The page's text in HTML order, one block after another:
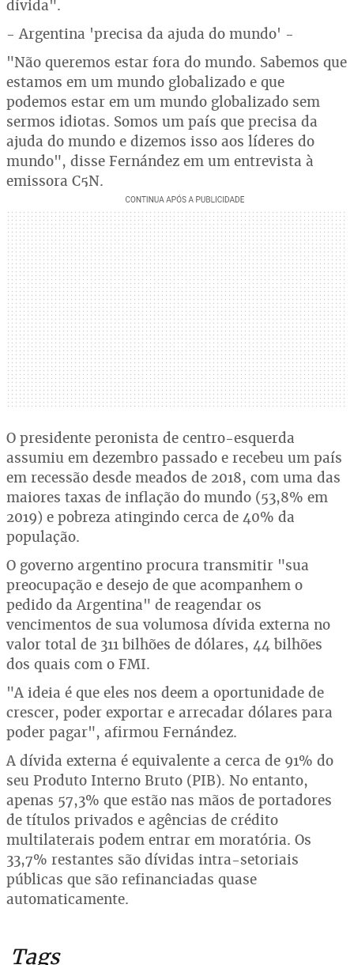
dívida".
- Argentina 'precisa da ajuda do mundo' -
"Não queremos estar fora do mundo. Sabemos que
estamos em um mundo globalizado e que
podemos estar em um mundo globalizado sem
sermos idiotas. Somos um país que precisa da
ajuda do mundo e dizemos isso aos líderes do
mundo", disse Fernández em um entrevista à
emissora C5N.
O presidente peronista de centro-esquerda
assumiu em dezembro passado e recebeu um país
em recessão desde meados de 2018, com uma das
maiores taxas de inflação do mundo (53,8% em
2019) e pobreza atingindo cerca de 40% da
população.
O governo argentino procura transmitir "sua
preocupação e desejo de que acompanhem o
pedido da Argentina" de reagendar os
vencimentos de sua volumosa dívida externa no
valor total de 311 bilhões de dólares, 44 bilhões
dos quais com o FMI.
"A ideia é que eles nos deem a oportunidade de
crescer, poder exportar e arrecadar dólares para
poder pagar", afirmou Fernández.
A dívida externa é equivalente a cerca de 91% do
seu Produto Interno Bruto (PIB). No entanto,
apenas 57,3% que estão nas mãos de portadores
de títulos privados e agências de crédito
multilaterais podem entrar em moratória. Os
33,7% restantes são dívidas intra-setoriais
públicas que são refinanciadas quase
automaticamente.
Tags